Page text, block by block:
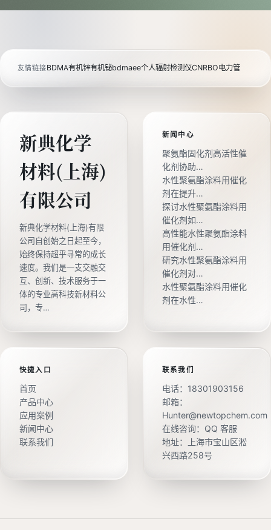
友情链接BDMA有机锌有机铋bdmaee个人辐射检测仪CNRBO电力管
新典化学
材料(上海)
有限公司
新典化学材料(上海)有限
公司自创始之日起至今，
始终保持超乎寻常的成长
速度。我们是一支交融交
互、创新、技术服务于一
体的专业高科技新材料公
司，专…
新闻中心
聚氨酯固化剂高活性催
化剂协助…
水性聚氨酯涂料用催化
剂在提升…
探讨水性聚氨酯涂料用
催化剂如…
高性能水性聚氨酯涂料
用催化剂…
研究水性聚氨酯涂料用
催化剂对…
水性聚氨酯涂料用催化
剂在水性…
快捷入口
首页
产品中心
应用案例
新闻中心
联系我们
联系我们
电话： 18301903156
邮箱：
Hunter@newtopchem.com
在线咨询： QQ 客服
地址：上海市宝山区淞
兴西路258号